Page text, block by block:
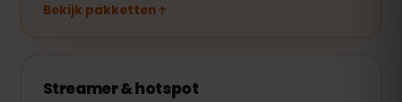
Bekijk pakketten
Streamer & hotspot